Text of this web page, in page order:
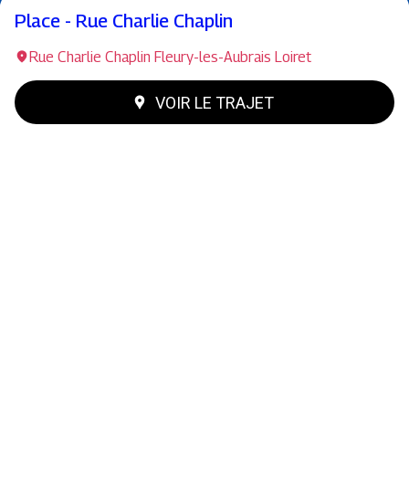
Place - Rue Charlie Chaplin
Rue Charlie Chaplin Fleury-les-Aubrais Loiret
VOIR LE TRAJET